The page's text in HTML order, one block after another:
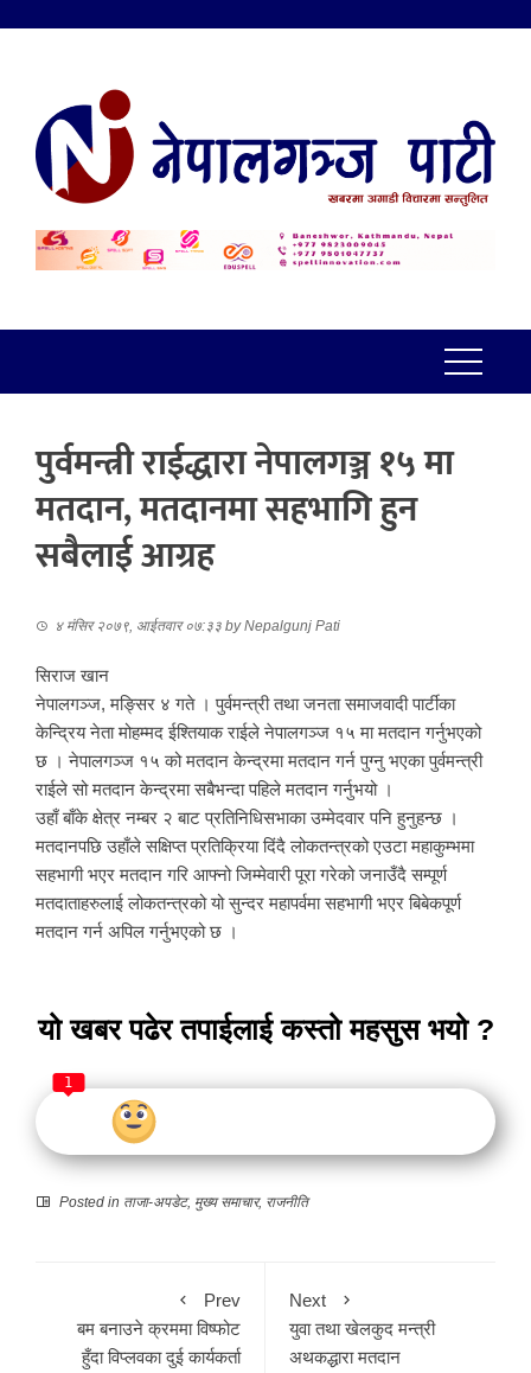
पुर्वमन्त्री राईद्धारा नेपालगञ्ज १५ मा
मतदान, मतदानमा सहभागि हुन
सबैलाई आग्रह
४ मंसिर २०७९, आईतवार ०७:३३ byNepalgunj Pati
सिराज खान
नेपालगञ्ज, मङ्सिर ४ गते । पुर्वमन्त्री तथा जनता समाजवादी पार्टीका
केन्द्रिय नेता मोहम्मद ईश्तियाक राईले नेपालगञ्ज १५ मा मतदान गर्नुभएको
छ । नेपालगञ्ज १५ को मतदान केन्द्रमा मतदान गर्न पुग्नु भएका पुर्वमन्त्री
राईले सो मतदान केन्द्रमा सबैभन्दा पहिले मतदान गर्नुभयो ।
उहाँ बाँके क्षेत्र नम्बर २ बाट प्रतिनिधिसभाका उम्मेदवार पनि हुनुहन्छ ।
मतदानपछि उहाँले सक्षिप्त प्रतिक्रिया दिंदै लोकतन्त्रको एउटा महाकुम्भमा
सहभागी भएर मतदान गरि आफ्नो जिम्मेवारी पूरा गरेको जनाउँदै सम्पूर्ण
मतदाताहरुलाई लोकतन्त्रको यो सुन्दर महापर्वमा सहभागी भएर बिबेकपूर्ण
मतदान गर्न अपिल गर्नुभएको छ ।
यो खबर पढेर तपाईलाई कस्तो महसुस भयो ?
1
Posted in ताजा-अपडेट, मुख्य समाचार, राजनीति
Prev
बम बनाउने क्रममा विष्फोट
हुँदा विप्लवका दुई कार्यकर्ता
Next
युवा तथा खेलकुद मन्त्री
अथकद्धारा मतदान